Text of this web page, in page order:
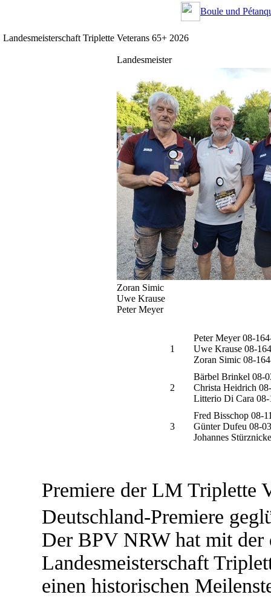
Boule und
Landesmeisterschaft Triplette Veterans 65+ 2026
Landesmeister
Zoran Simic
Uwe Krause
Peter Meyer
1
Peter Meyer 08-
Uwe Krause 08-
Zoran Simic 08-
2
Bärbel Brinkel 08-
Christa Heidrich
Litterio Di Cara
3
Fred Bisschop 08-
Günter Dufeu 08-
Johannes
Premiere der LM Triplette
Deutschland-Premiere
Der BPV NRW hat mit der
Landesmeisterschaft
einen historischen